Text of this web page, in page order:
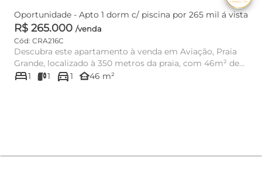
Oportunidade - Apto 1 dorm c/ piscina por 265 mil á vista
R$ 265.000 /venda
Cód: CRA216C
Descubra este apartamento à venda em Aviação, Praia
Grande, localizado à 350 metros da praia, com 46m² de
área útil, 1 ...
bed1 1 directions_car1 other_houses46 m²